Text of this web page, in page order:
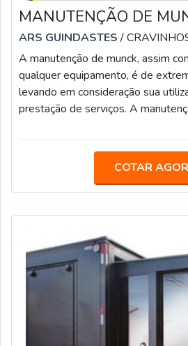
MANUTENÇÃO DE
ARS GUINDASTES/
A manutenção de munck, assim
qualquer equipamento, é de
levando em consideração sua
prestação de serviços. A
manutenção preventiva possui
possível e necessário que o
o revise diariamente, identificando
COTAR